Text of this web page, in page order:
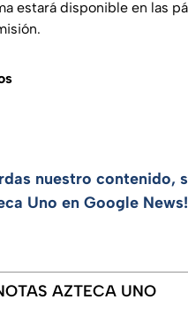
estará disponible en las
nuestro contenido,
Uno en Google News!
AZTECA UNO